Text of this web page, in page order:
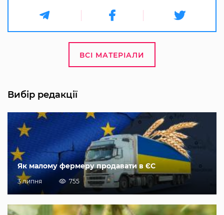
ВСІ МАТЕРІАЛИ
Вибір редакції
Як малому фермеру продавати в ЄС
3 липня 755